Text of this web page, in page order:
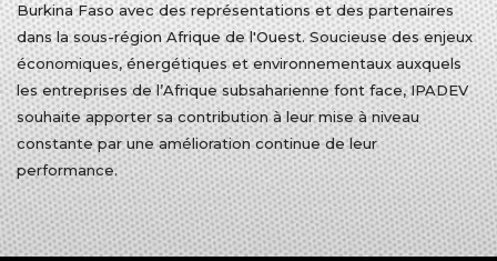
Burkina Faso avec des représentations et des partenaires
dans la sous-région Afrique de l'Ouest. Soucieuse des enjeux
économiques, énergétiques et environnementaux auxquels
les entreprises de l’Afrique subsaharienne font face, IPADEV
souhaite apporter sa contribution à leur mise à niveau
constante par une amélioration continue de leur
performance.